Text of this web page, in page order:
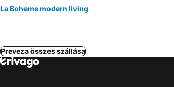
La Boheme modern living
Preveza összes szállása